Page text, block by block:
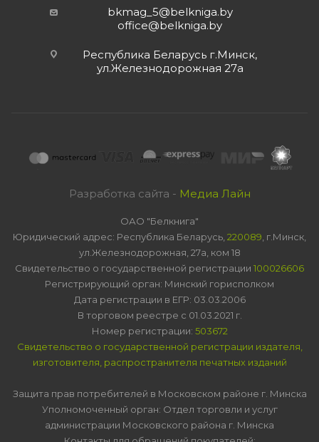
bkmag_5@belkniga.by
office@belkniga.by
Республика Беларусь г.Минск,
ул.Железнодорожная 27а
Разработка сайта - Медиа Лайн
ОАО "Белкнига"
Юридический адрес: Республика Беларусь, 220089 , г.Минск,
ул.Железнодорожная, 27а, ком 18
Свидетельство о государственной регистрации 100026606
Регистрирующий орган: Минский горисполком
Дата регистрации в ЕГР: 03.03.2006
В торговом реестре с 01.03.2021 г.
Номер регистрации: 503672
Свидетельство о государственной регистрации издателя,
изготовителя, распространителя печатных изданий
Защита прав потребителей в Московском районе г. Минска
Уполномоченный орган: Отдел торговли и услуг
администрации Московского района г. Минска